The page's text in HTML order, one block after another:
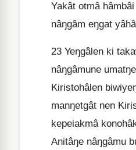
Yakât otmâ
nâŋgâm eŋgat
23 Yeŋgâlen ki
nâŋgâmune
Kiristohâlen
manŋetgât nen
kepeiakmâ
Anitâŋe nâŋgâmu